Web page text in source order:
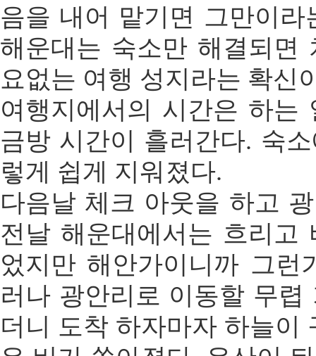
음을 내어 맡기면 그만이라
해운대는 숙소만 해결되면
요없는 여행 성지라는 확신
여행지에서의 시간은 하는
금방 시간이 흘러간다. 숙
렇게 쉽게 지워졌다.
다음날 체크 아웃을 하고
전날 해운대에서는 흐리고
었지만 해안가이니까 그런
러나 광안리로 이동할 무렵
더니 도착 하자마자 하늘이